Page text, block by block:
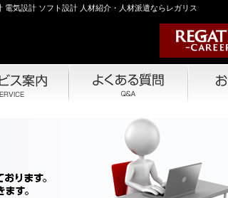
気設計 ソフト設計 人材紹介・人材派遣ならレガリス